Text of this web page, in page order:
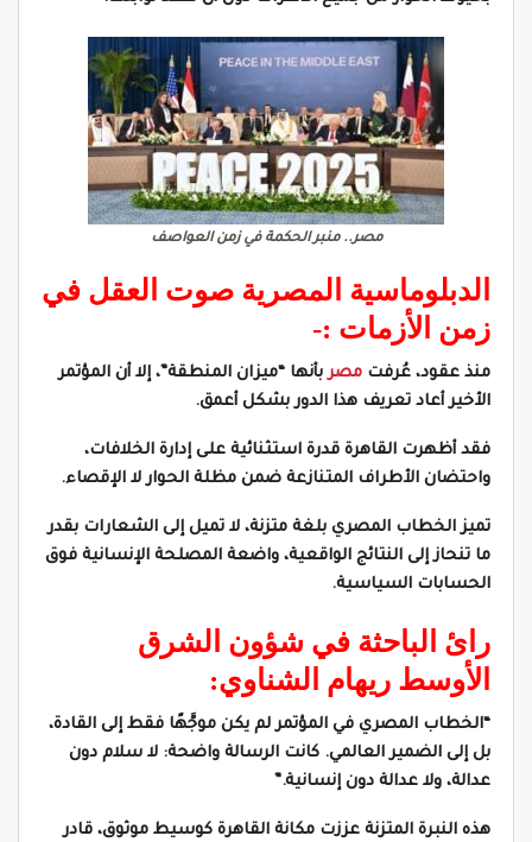
مصر.. منبر الحكمة في زمن العواصف
الدبلوماسية المصرية صوت العقل في
زمن الأزمات :-
منذ عقود، عُرفت مصربأنها “ميزان المنطقة”، إلا أن المؤتمر
الأخير أعاد تعريف هذا الدور بشكل أعمق.
فقد أظهرت القاهرة قدرة استثنائية على إدارة الخلافات،
واحتضان الأطراف المتنازعة ضمن مظلة الحوار لا الإقصاء.
تميز الخطاب المصري بلغة متزنة، لا تميل إلى الشعارات بقدر
ما تنحاز إلى النتائج الواقعية، واضعة المصلحة الإنسانية فوق
الحسابات السياسية.
رائ الباحثة في شؤون الشرق
الأوسط ريهام الشناوي:
“الخطاب المصري في المؤتمر لم يكن موجَّهًا فقط إلى القادة،
بل إلى الضمير العالمي. كانت الرسالة واضحة: لا سلام دون
عدالة، ولا عدالة دون إنسانية.”
هذه النبرة المتزنة عززت مكانة القاهرة كوسيط موثوق، قادر